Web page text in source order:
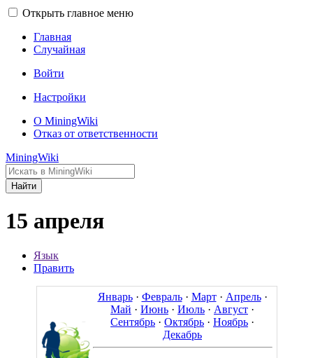
Открыть главное меню
Главная
Случайная
Войти
Настройки
О MiningWiki
Отказ от ответственности
MiningWiki
Найти
15 апреля
Язык
Править
Январь· Февраль· Март· Апрель·
Май · Июнь · Июль · Август ·
Сентябрь · Октябрь · Ноябрь ·
Декабрь